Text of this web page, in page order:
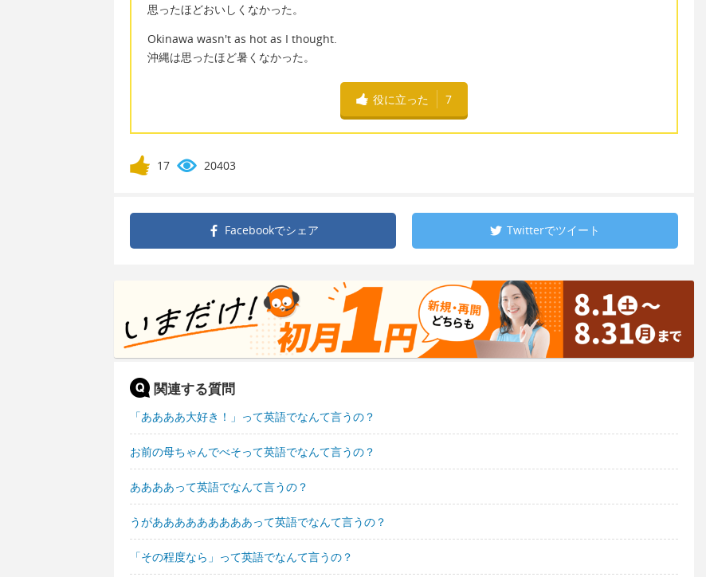
思ったほどおいしくなかった。
Okinawa wasn't as hot as I thought.
沖縄は思ったほど暑くなかった。
役に立った 7
17 20403
Facebookでシェア Twitterでツイート
関連する質問
「ああああ大好き！」って英語でなんて言うの？
お前の母ちゃんでべそって英語でなんて言うの？
ああああって英語でなんて言うの？
うがあああああああああって英語でなんて言うの？
「その程度なら」って英語でなんて言うの？